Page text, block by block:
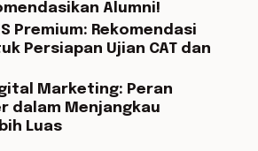
Alumni!
Premium: Rekomendasi
Persiapan Ujian CAT dan
Marketing: Peran
dalam Menjangkau
Luas